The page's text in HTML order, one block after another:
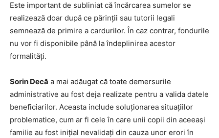
Este important de subliniat că încărcarea sumelor se
realizează doar după ce părinții sau tutorii legali
semnează de primire a cardurilor. În caz contrar, fondurile
nu vor fi disponibile până la îndeplinirea acestor
formalități.
Sorin Decă a mai adăugat că toate demersurile
administrative au fost deja realizate pentru a valida datele
beneficiarilor. Aceasta include soluționarea situațiilor
problematice, cum ar fi cele în care unii copii din aceeași
familie au fost inițial nevalidați din cauza unor erori în